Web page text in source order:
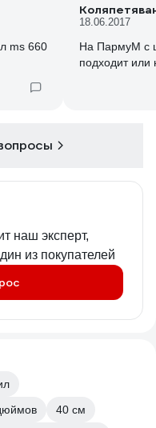
ms 660
18.06.2017
На ПармуМ с
подходит или
наш эксперт,
из покупателей
40 см